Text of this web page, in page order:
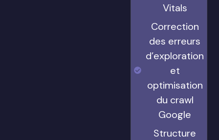
Vitals
Correction
des erreurs
d’exploration
et
optimisation
du crawl
Google
Structure